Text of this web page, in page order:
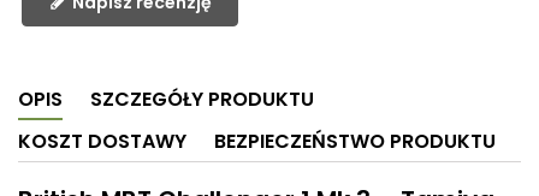
OPIS
SZCZEGÓŁY PRODUKTU
KOSZT DOSTAWY
BEZPIECZEŃSTWO PRODUKTU